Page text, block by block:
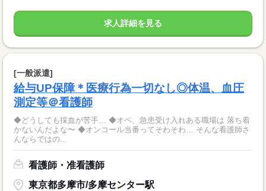
求人詳細を見る
[一般派遣]
給与UP保障＊医療行為一切なし◎体温、血圧
測定等＠看護師
◆どうしても採血が苦手… ◆オペ、急患受け入れある職場は 落ち着
かないんだよな〜 ◆オンコール当番ってそわそわ… そんな看護師さ
んならではの...
看護師・准看護師
東京都多摩市/多摩センター駅